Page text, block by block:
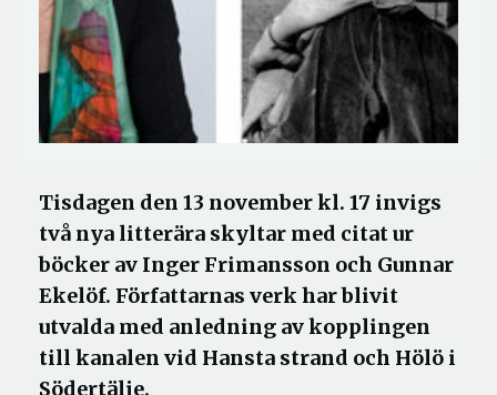
Tisdagen den 13 november kl. 17 invigs
två nya litterära skyltar med citat ur
böcker av Inger Frimansson och Gunnar
Ekelöf. Författarnas verk har blivit
utvalda med anledning av kopplingen
till kanalen vid Hansta strand och Hölö i
Södertälje.